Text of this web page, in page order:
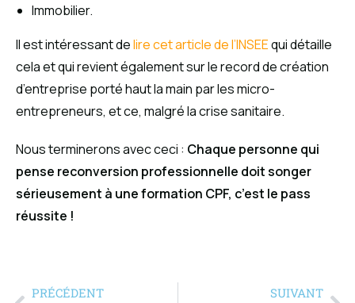
Immobilier.
Il est intéressant delire cet article de l’INSEEqui détaille
cela et qui revient également sur le record de création
d’entreprise porté haut la main par les micro-
entrepreneurs, et ce, malgré la crise sanitaire.
Nous terminerons avec ceci : Chaque personne qui
pense reconversion professionnelle doit songer
sérieusement à une formation CPF, c’est le pass
réussite !
PRÉCÉDENT SUIVANT